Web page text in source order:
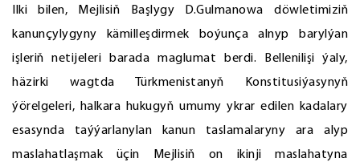
Ilki bilen, Mejlisiň Başlygy D.Gulmanowa döwletimiziň
kanunçylygyny kämilleşdirmek boýunça alnyp barylýan
işleriň netijeleri barada maglumat berdi. Bellenilişi ýaly,
häzirki wagtda Türkmenistanyň Konstitusiýasynyň
ýörelgeleri, halkara hukugyň umumy ykrar edilen kadalary
esasynda taýýarlanylan kanun taslamalaryny ara alyp
maslahatlaşmak üçin Mejlisiň on ikinji maslahatyna